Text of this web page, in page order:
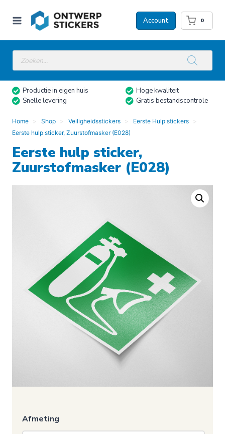
naar
Account 0
Producten
zoeken
Productie in eigen huis
Hoge kwaliteit
Snelle levering
Gratis bestandscontrole
Home Shop Veiligheidsstickers
Eerste Hulp stickers
Eerste hulp sticker, Zuurstofmasker (E028)
Eerste hulp sticker,
Zuurstofmasker (E028)
Afmeting